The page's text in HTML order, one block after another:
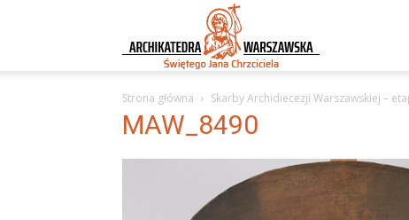
Warszawska
Strona główna Skarby Archidiecezji Warszawskiej –
MAW_8490